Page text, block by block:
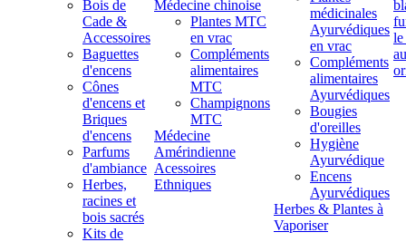
Bois de
Cade &
Accessoires
Baguettes
d'encens
Cônes
d'encens et
Briques
d'encens
Parfums
d'ambiance
Herbes,
racines et
bois sacrés
Kits de
Médecine chinoise
Plantes MTC
en vrac
Compléments
alimentaires
MTC
Champignons
MTC
Médecine
Amérindienne
Acessoires
Ethniques
médicinales
Ayurvédiques
en vrac
Compléments
alimentaires
Ayurvédiques
Bougies
d'oreilles
Hygiène
Ayurvédique
Encens
Ayurvédiques
Herbes & Plantes à
Vaporiser